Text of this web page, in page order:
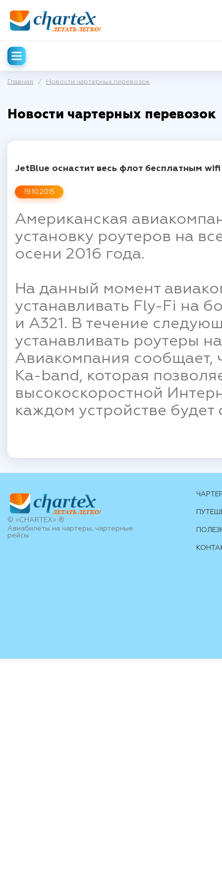
Главная / Новости чартерных перевозок
Новости чартерных перевозок
19.10.2015
JetBlue оснастит весь флот бесплатным wifi
Американская
установку роутеров на
осени 2016 года.
На данный момент
устанавливать Fly-Fi на
и А321. В течение
устанавливать роутеры
Авиакомпания сообщает,
Ka-band, которая
высокоскоростной
каждом устройстве
© «CHARTEX» ®
Авиабилеты на чартеры, чартерные
рейсы